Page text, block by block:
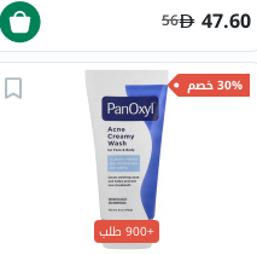
47.60
56
30% خصم
+900 طلب